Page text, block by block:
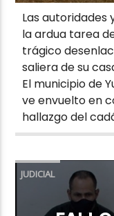
Las autoridades
la ardua tarea
trágico
saliera de su
El municipio de
ve envuelto en
hallazgo del
JUDICIAL